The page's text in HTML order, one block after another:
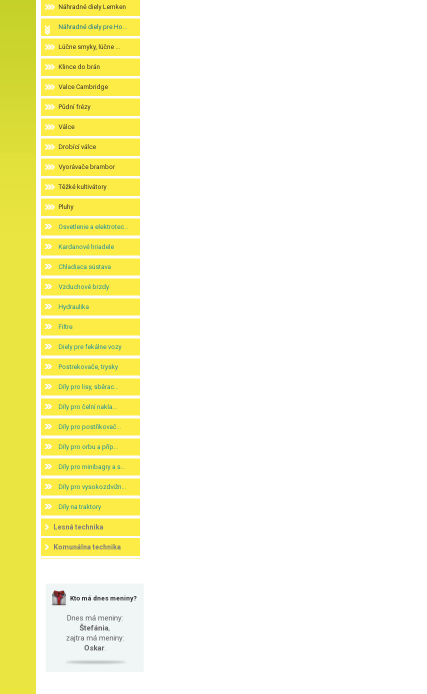
Náhradné diely Lemken
Náhradné diely pre Ho...
Lúčne smyky, lúčne ...
Klince do brán
Valce Cambridge
Půdní frézy
Válce
Drobící válce
Vyorávače brambor
Těžké kultivátory
Pluhy
Osvetlenie a elektrotec...
Kardanové hriadele
Chladiaca sústava
Vzduchové brzdy
Hydraulika
Filtre
Diely pre fekálne vozy
Postrekovače, trysky
Díly pro lisy, sběrac...
Díly pro čelní nakla...
Díly pro postřikovač...
Díly pro orbu a příp...
Díly pro minibagry a s...
Díly pro vysokozdvižn...
Díly na traktory
Lesná technika
Komunálna technika
Kto má dnes meniny?
Dnes má meniny:
Štefánia,
zajtra má meniny:
Oskar.